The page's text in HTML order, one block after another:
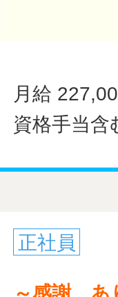
月給
資格手当含
正社員